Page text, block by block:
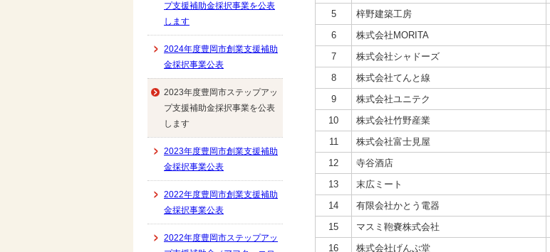
5
梓野建築工房
6
株式会社MORITA
7
株式会社シャドーズ
8
株式会社てんと線
9
株式会社ユニテク
10
株式会社竹野産業
11
株式会社富士見屋
12
寺谷酒店
13
末広ミート
14
有限会社かとう電器
15
マスミ鞄嚢株式会社
16
株式会社げんぶ堂
プ支援補助金採択事業を公表
します
2024年度豊岡市創業支援補助
金採択事業公表
2023年度豊岡市ステップアッ
プ支援補助金採択事業を公表
します
2023年度豊岡市創業支援補助
金採択事業公表
2022年度豊岡市創業支援補助
金採択事業公表
2022年度豊岡市ステップアッ